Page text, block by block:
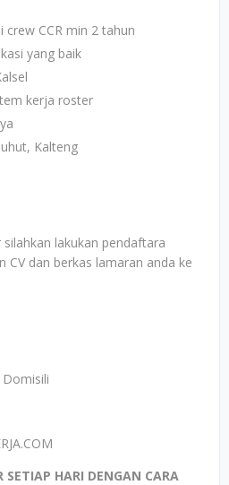
crew CCR min 2 tahun
yang baik
kerja roster
Kalteng
lakukan pendaftara
CV dan berkas lamaran anda ke
SETIAP HARI DENGAN CARA